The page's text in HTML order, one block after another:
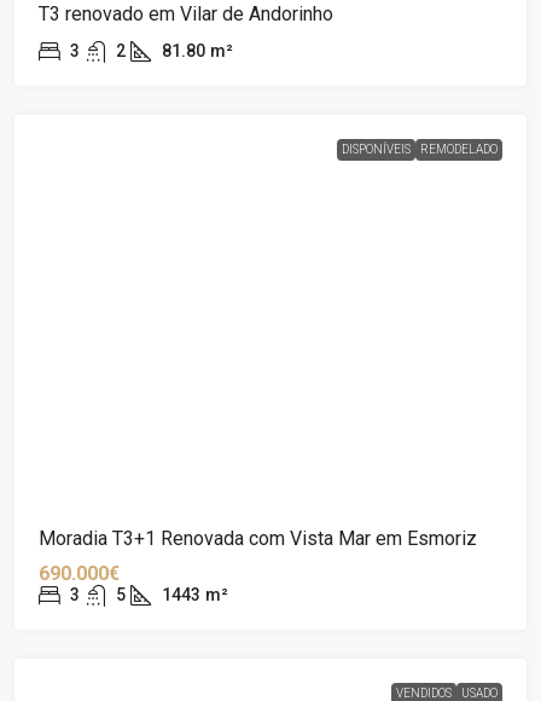
T3 renovado em Vilar de Andorinho
3 2 81.80 m²
DISPONÍVEIS REMODELADO
Moradia T3+1 Renovada com Vista Mar em Esmoriz
690.000€
3 5 1443 m²
VENDIDOS USADO